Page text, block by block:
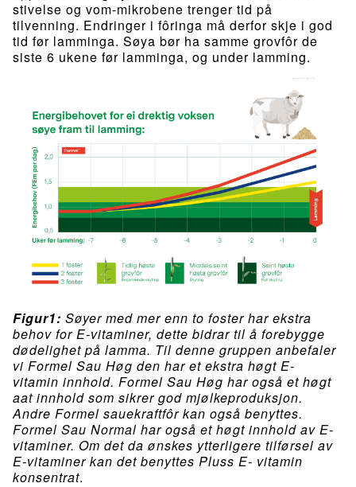
stivelse og vom-mikrobene trenger tid på
tilvenning. Endringer i fôringa må derfor skje i god
tid før lamminga. Søya bør ha samme grovfôr de
siste 6 ukene før lamminga, og under lamming.
Figur1: Søyer med mer enn to foster har ekstra
behov for E-vitaminer, dette bidrar til å forebygge
dødelighet på lamma. Til denne gruppen anbefaler
vi Formel Sau Høg den har et ekstra høgt E-
vitamin innhold. Formel Sau Høg har også et høgt
aat innhold som sikrer god mjølkeproduksjon.
Andre Formel sauekraftfôr kan også benyttes.
Formel Sau Normal har også et høgt innhold av E-
vitaminer. Om det da ønskes ytterligere tilførsel av
E-vitaminer kan det benyttes Pluss E- vitamin
konsentrat.